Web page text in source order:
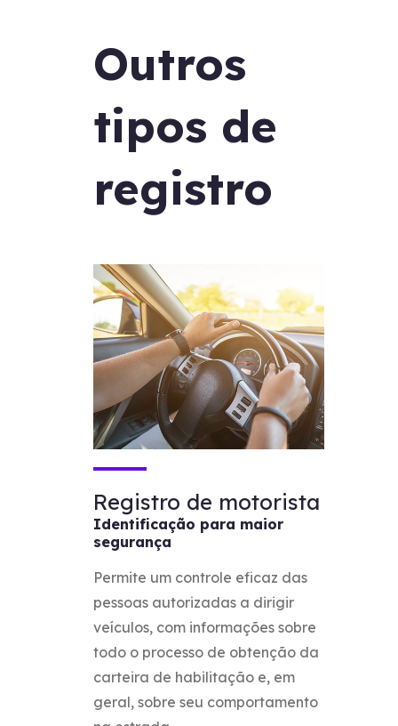
Outros
tipos de
registro
Registro de motorista
Identificação para maior
segurança
Permite um controle eficaz das
pessoas autorizadas a dirigir
veículos, com informações sobre
todo o processo de obtenção da
carteira de habilitação e, em
geral, sobre seu comportamento